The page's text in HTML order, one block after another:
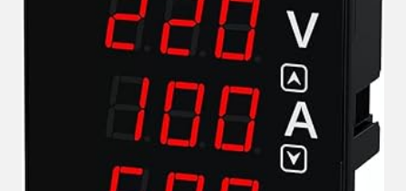
FÜR
PLATINEN
MIT
VARIABLER
FREQUENZ
FÜR